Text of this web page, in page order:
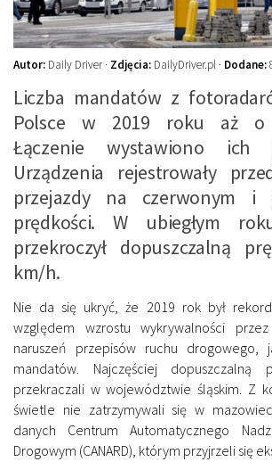
Autor: Daily Driver · Zdjęcia: DailyDriver.pl · Dodane:
Liczba mandatów z
Polsce w 2019 roku aż o
Łączenie wystawiono ich
Urządzenia rejestrowały
przejazdy na czerwonym i
prędkości. W ubiegłym
przekroczył dopuszczalną
km/h.
Nie da się ukryć, że 2019 rok był
względem wzrostu wykrywalności
naruszeń przepisów ruchu drogowego,
mandatów. Najczęściej dopuszczalną
przekraczali w województwie śląskim. Z
świetle nie zatrzymywali się w
danych Centrum Automatycznego
Drogowym (CANARD), którym przyjrzeli się